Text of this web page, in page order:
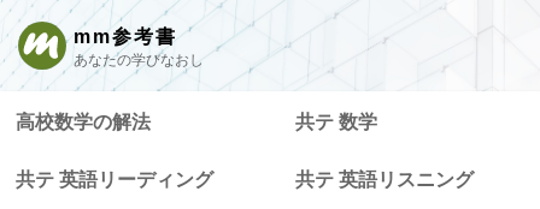
mm参考書
あなたの学びなおし
高校数学の解法 共テ 数学
共テ 英語リーディング 共テ 英語リスニング